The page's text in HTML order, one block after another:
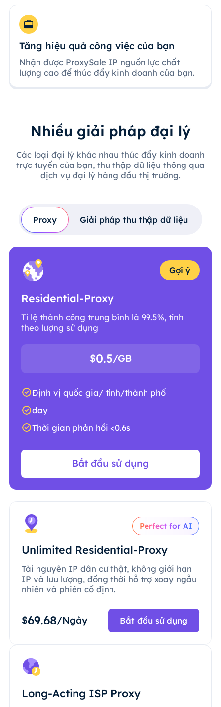
Tăng hiệu quả công việc của bạn
Nhận được ProxySale IP nguồn lực chất
lượng cao để thúc đẩy kinh doanh của bạn.
Nhiều giải pháp đại lý
Các loại đại lý khác nhau thúc đẩy kinh doanh
trực tuyến của bạn, thu thập dữ liệu thông qua
dịch vụ đại lý hàng đầu thị trường.
Proxy Giải pháp thu thập dữ liệu
Gợi ý
Residential-Proxy
Tỉ lệ thành công trung bình là 99.5%, tính
theo lượng sử dụng
$0.5/GB
Định vị quốc gia/ tỉnh/thành phố
day
Thời gian phản hồi <0.6s
Bắt đầu sử dụng
Perfect for AI
Unlimited Residential-Proxy
Tài nguyên IP dân cư thật, không giới hạn
IP và lưu lượng, đồng thời hỗ trợ xoay ngẫu
nhiên và phiên cố định.
$69.68/Ngày Bắt đầu sử dụng
Long-Acting ISP Proxy